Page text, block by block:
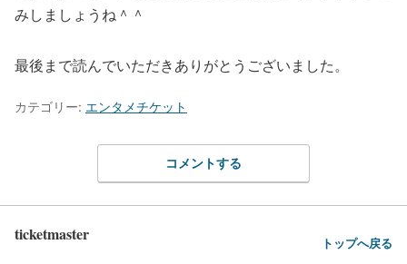
みしましょうね＾＾
最後まで読んでいただきありがとうございました。
カテゴリー: エンタメチケット
コメントする
ticketmaster トップへ戻る